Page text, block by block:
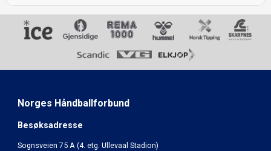
Norges Håndballforbund
Besøksadresse
Sognsveien 75 A (4. etg. Ullevaal Stadion)